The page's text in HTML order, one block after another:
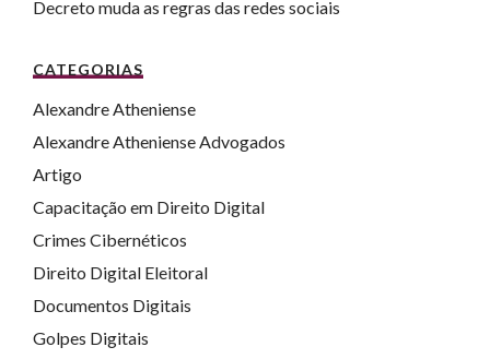
Decreto muda as regras das redes sociais
CATEGORIAS
Alexandre Atheniense
Alexandre Atheniense Advogados
Artigo
Capacitação em Direito Digital
Crimes Cibernéticos
Direito Digital Eleitoral
Documentos Digitais
Golpes Digitais